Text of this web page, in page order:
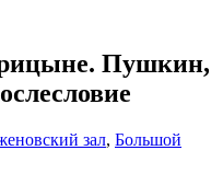
Пушкин,
зал, Большой